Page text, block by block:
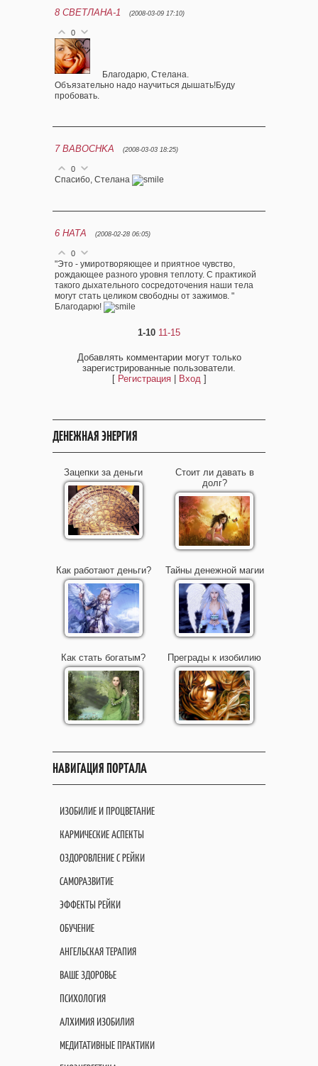
8 СВЕТЛАНА-1 (2008-03-09 17:10)
0
Благодарю, Стелана.
Объязательно надо научиться дышать!Буду
пробовать.
7 BABOCHKA (2008-03-03 18:25)
0
Спасибо, Стелана
6 НАТА (2008-02-28 06:05)
0
"Это - умиротворяющее и приятное чувство,
рождающее разного уровня теплоту. С практикой
такого дыхательного сосредоточения наши тела
могут стать целиком свободны от зажимов. "
Благодарю!
1-10 11-15
Добавлять комментарии могут только
зарегистрированные пользователи.
[ Регистрация| Вход]
ДЕНЕЖНАЯ ЭНЕРГИЯ
Зацепки за деньги
Стоит ли давать в
долг?
Как работают деньги? Тайны денежной магии
Как стать богатым? Преграды к изобилию
НАВИГАЦИЯ ПОРТАЛА
ИЗОБИЛИЕ И ПРОЦВЕТАНИЕ
КАРМИЧЕСКИЕ АСПЕКТЫ
ОЗДОРОВЛЕНИЕ С РЕЙКИ
САМОРАЗВИТИЕ
ЭФФЕКТЫ РЕЙКИ
ОБУЧЕНИЕ
АНГЕЛЬСКАЯ ТЕРАПИЯ
ВАШЕ ЗДОРОВЬЕ
ПСИХОЛОГИЯ
АЛХИМИЯ ИЗОБИЛИЯ
МЕДИТАТИВНЫЕ ПРАКТИКИ